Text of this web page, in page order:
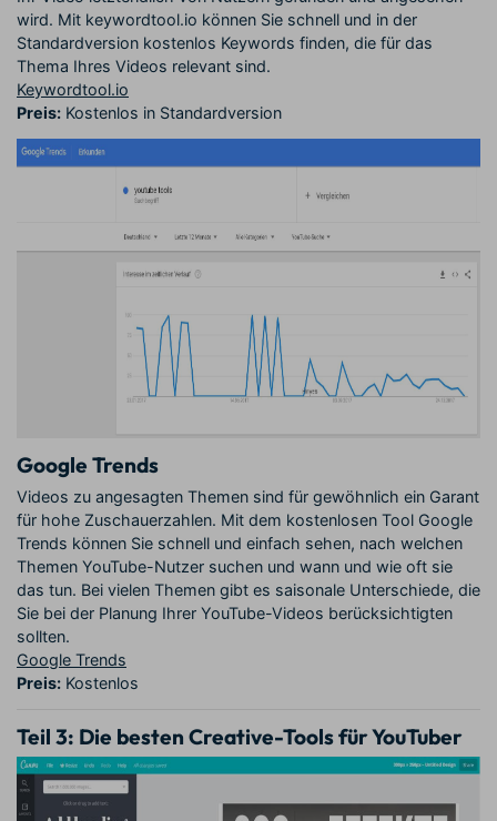
wird. Mit keywordtool.io können Sie schnell und in der
Standardversion kostenlos Keywords finden, die für das
Thema Ihres Videos relevant sind.
Keywordtool.io
Preis: Kostenlos in Standardversion
Google Trends
Videos zu angesagten Themen sind für gewöhnlich ein Garant
für hohe Zuschauerzahlen. Mit dem kostenlosen Tool Google
Trends können Sie schnell und einfach sehen, nach welchen
Themen YouTube-Nutzer suchen und wann und wie oft sie
das tun. Bei vielen Themen gibt es saisonale Unterschiede, die
Sie bei der Planung Ihrer YouTube-Videos berücksichtigten
sollten.
Google Trends
Preis: Kostenlos
Teil 3: Die besten Creative-Tools für YouTuber